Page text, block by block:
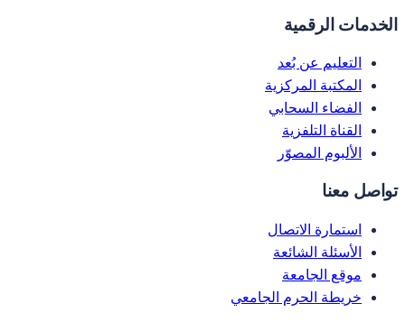
الخدمات الرقمية
التعليم عن بُعد
المكتبة المركزية
الفضاء السحابي
القناة التلفزية
الألبوم المصوّر
تواصل معنا
استمارة الاتصال
الأسئلة الشائعة
موقع الجامعة
خريطة الحرم الجامعي